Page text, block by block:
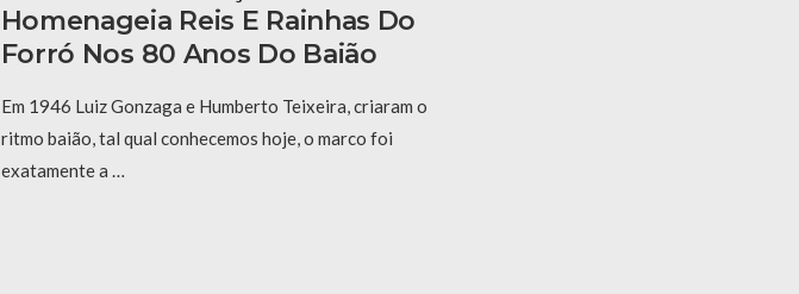
Homenageia Reis E Rainhas Do
Forró Nos 80 Anos Do Baião
Em 1946 Luiz Gonzaga e Humberto Teixeira, criaram o
ritmo baião, tal qual conhecemos hoje, o marco foi
exatamente a …